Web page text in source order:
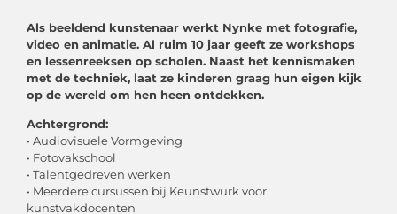
Als beeldend kunstenaar werkt Nynke met fotografie,
video en animatie. Al ruim 10 jaar geeft ze workshops
en lessenreeksen op scholen. Naast het kennismaken
met de techniek, laat ze kinderen graag hun eigen kijk
op de wereld om hen heen ontdekken.
Achtergrond:
• Audiovisuele Vormgeving
• Fotovakschool
• Talentgedreven werken
• Meerdere cursussen bij Keunstwurk voor
kunstvakdocenten